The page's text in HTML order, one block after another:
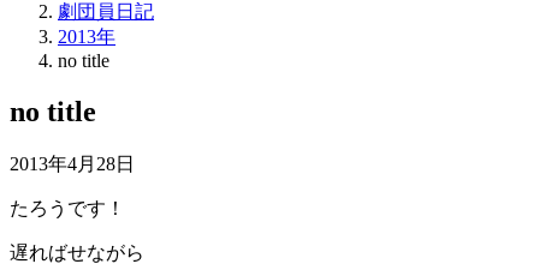
劇団員日記
2013年
no title
no title
2013年4月28日
たろうです！
遅ればせながら